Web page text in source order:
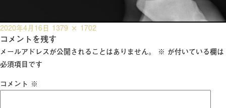
投
稿
日:
2020年4月16日 フ
ル
サ
1379 × 1702
コメントを残す
メールアドレスが公開されることはありません。 ※ が付いている欄は
必須項目です
コメント ※